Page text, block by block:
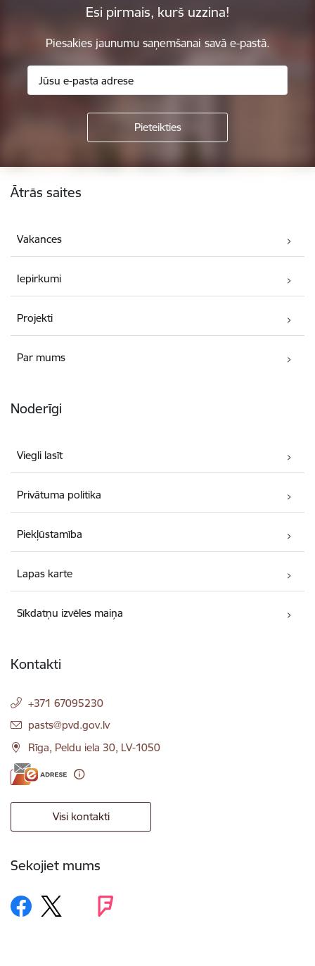
Esi pirmais, kurš uzzina!
Piesakies jaunumu saņemšanai savā e-pastā.
Ātrās saites
Vakances
Iepirkumi
Projekti
Par mums
Noderīgi
Viegli lasīt
Privātuma politika
Piekļūstamība
Lapas karte
Sīkdatņu izvēles maiņa
Kontakti
+371 67095230
E-pasts:
pasts@pvd.gov.lv
Rīga, Peldu iela 30, LV-1050
Visi kontakti
Sekojiet mums